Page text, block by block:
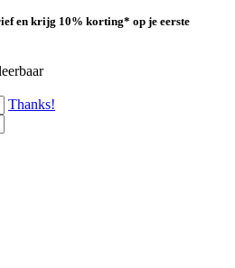
en krijg 10% korting* op je eerste
Thanks!